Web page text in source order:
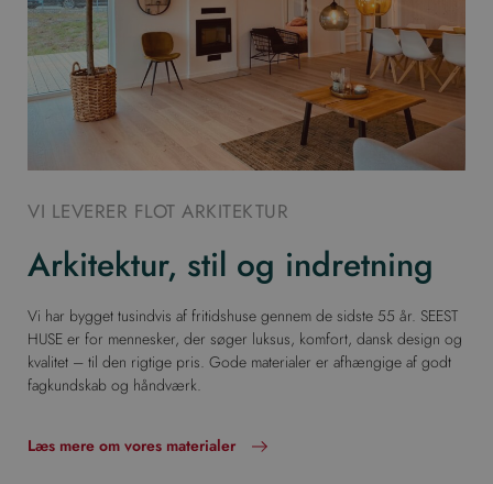
VI LEVERER FLOT ARKITEKTUR
Arkitektur, stil og indretning
Vi har bygget tusindvis af fritidshuse gennem de sidste 55 år. SEEST
HUSE er for mennesker, der søger luksus, komfort, dansk design og
kvalitet – til den rigtige pris. Gode materialer er afhængige af godt
fagkundskab og håndværk.
Læs mere om vores materialer